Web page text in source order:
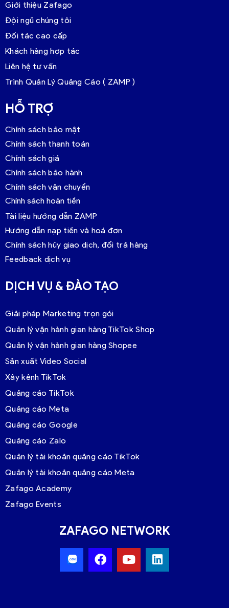
Giới thiệu Zafago
Đội ngũ chúng tôi
Đối tác cao cấp
Khách hàng hợp tác
Liên hệ tư vấn
Trình Quản Lý Quảng Cáo ( ZAMP )
HỖ TRỢ
Chính sách bảo mật
Chính sách thanh toán
Chính sách giá
Chính sách bảo hành
Chính sách vận chuyển
Chính sách hoàn tiền
Tài liệu hướng dẫn ZAMP
Hướng dẫn nạp tiền và hoá đơn
Chính sách hủy giao dịch, đổi trả hàng
Feedback dịch vụ
DỊCH VỤ & ĐÀO TẠO
Giải pháp Marketing trọn gói
Quản lý vận hành gian hàng TikTok Shop
Quản lý vận hành gian hàng Shopee
Sản xuất Video Social
Xây kênh TikTok
Quảng cáo TikTok
Quảng cáo Meta
Quảng cáo Google
Quảng cáo Zalo
Quản lý tài khoản quảng cáo TikTok
Quản lý tài khoản quảng cáo Meta
Zafago Academy
Zafago Events
ZAFAGO NETWORK